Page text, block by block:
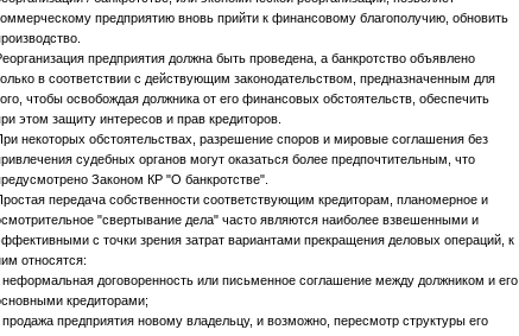
предприятию вновь прийти к финансовому благополучию, обновить
предприятия должна быть проведена, а банкротство объявлено
в соответствии с действующим законодательством, предназначенным для
чтобы освобождая должника от его финансовых обстоятельств, обеспечить
этом защиту интересов и прав кредиторов.
некоторых обстоятельствах, разрешение споров и мировые соглашения без
судебных органов могут оказаться более предпочтительным, что
Законом КР "О банкротстве".
передача собственности соответствующим кредиторам, планомерное и
"свертывание дела" часто являются наиболее взвешенными и
с точки зрения затрат вариантами прекращения деловых операций, к
относятся:
неформальная договоренность или письменное соглашение между должником и его
кредиторами;
продажа предприятия новому владельцу, и возможно, пересмотр структуры его